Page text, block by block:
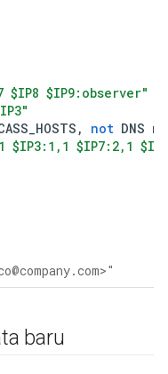
$IP8 $IP9:observer"
, not DNS
$IP3:1,1 $IP7:2,1
baru